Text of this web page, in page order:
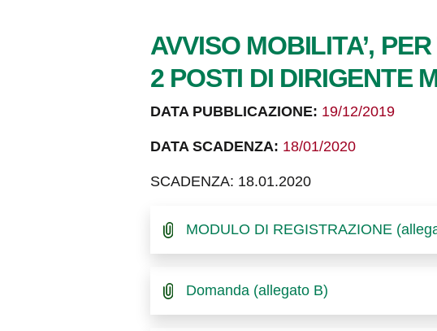
AVVISO MOBILITA’,
2 POSTI DI DIRIGENTE
DATA PUBBLICAZIONE: 19/12/2019
DATA SCADENZA: 18/01/2020
SCADENZA: 18.01.2020
MODULO DI REGISTRAZIONE
Domanda (allegato B)